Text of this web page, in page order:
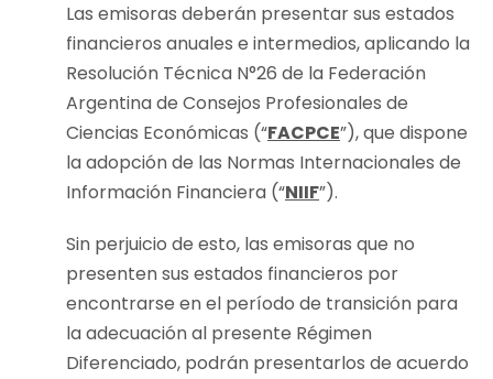
Las emisoras deberán presentar sus estados
financieros anuales e intermedios, aplicando la
Resolución Técnica N°26 de la Federación
Argentina de Consejos Profesionales de
Ciencias Económicas (“FACPCE”), que dispone
la adopción de las Normas Internacionales de
Información Financiera (“NIIF”).
Sin perjuicio de esto, las emisoras que no
presenten sus estados financieros por
encontrarse en el período de transición para
la adecuación al presente Régimen
Diferenciado, podrán presentarlos de acuerdo